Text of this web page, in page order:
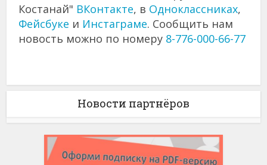
Костанай" ВКонтакте, в Одноклассниках,
Фейсбуке и Инстаграме. Сообщить нам
новость можно по номеру 8-776-000-66-77
Новости партнёров